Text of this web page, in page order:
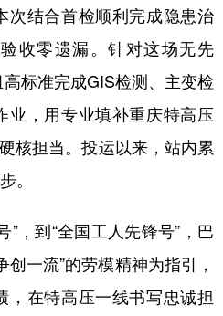
次结合首检顺利完成隐患治
收零遗漏。针对这场无先
标准完成GIS检测、主变检
业，用专业填补重庆特高压
核担当。投运以来，站内累
。
到“全国工人先锋号”，巴
一流”的劳模精神为指引，
，在特高压一线书写忠诚担